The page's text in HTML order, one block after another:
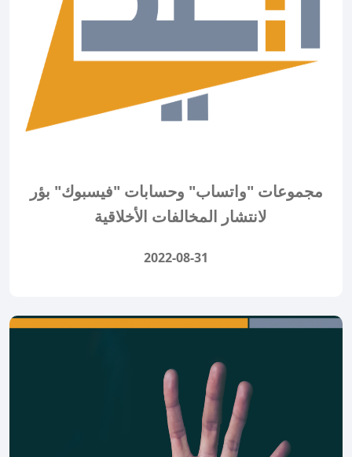
مجموعات "واتساب" وحسابات "فيسبوك" بؤر
لانتشار المخالفات الأخلاقية
2022-08-31